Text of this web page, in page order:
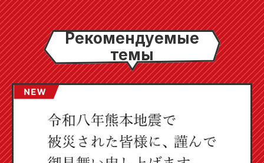
Рекомендуемые
темы